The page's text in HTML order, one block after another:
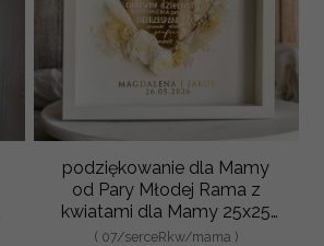
podziękowanie dla Mamy
od Pary Młodej Rama z
kwiatami dla Mamy 25x25
cm
( 07/serceRkw/mama )